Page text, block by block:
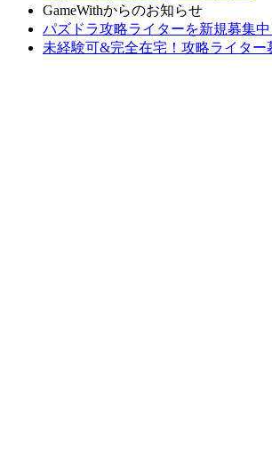
GameWithからのお知らせ
パズドラ攻略ライターを新規募集中
未経験可&完全在宅！攻略ライター